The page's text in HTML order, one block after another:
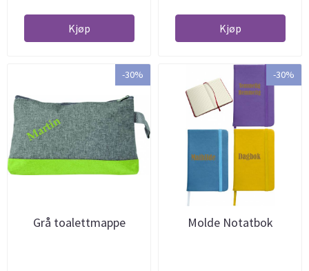
Kjøp Kjøp
-30%
Grå toalettmappe
-30%
Molde Notatbok